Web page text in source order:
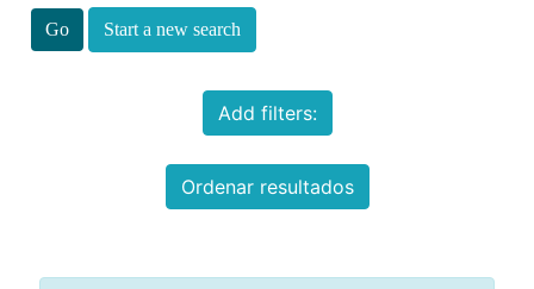
Start a new search
Add filters:
Ordenar resultados